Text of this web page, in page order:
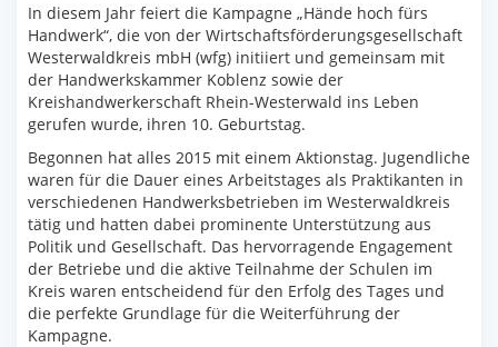
In diesem Jahr feiert die Kampagne „Hände hoch fürs
Handwerk“, die von der Wirtschaftsförderungsgesellschaft
Westerwaldkreis mbH (wfg) initiiert und gemeinsam mit
der Handwerkskammer Koblenz sowie der
Kreishandwerkerschaft Rhein-Westerwald ins Leben
gerufen wurde, ihren 10. Geburtstag.
Begonnen hat alles 2015 mit einem Aktionstag. Jugendliche
waren für die Dauer eines Arbeitstages als Praktikanten in
verschiedenen Handwerksbetrieben im Westerwaldkreis
tätig und hatten dabei prominente Unterstützung aus
Politik und Gesellschaft. Das hervorragende Engagement
der Betriebe und die aktive Teilnahme der Schulen im
Kreis waren entscheidend für den Erfolg des Tages und
die perfekte Grundlage für die Weiterführung der
Kampagne.